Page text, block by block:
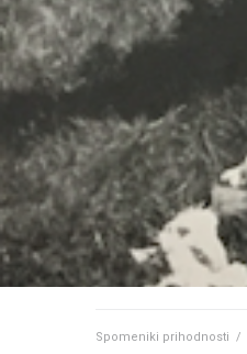
Spomeniki prihodnosti /